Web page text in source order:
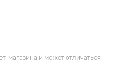
магазина и может отличаться